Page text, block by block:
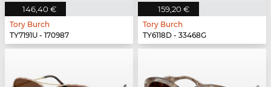
146,40 €
Tory Burch
TY7191U - 170987
159,20 €
Tory Burch
TY6118D - 33468G